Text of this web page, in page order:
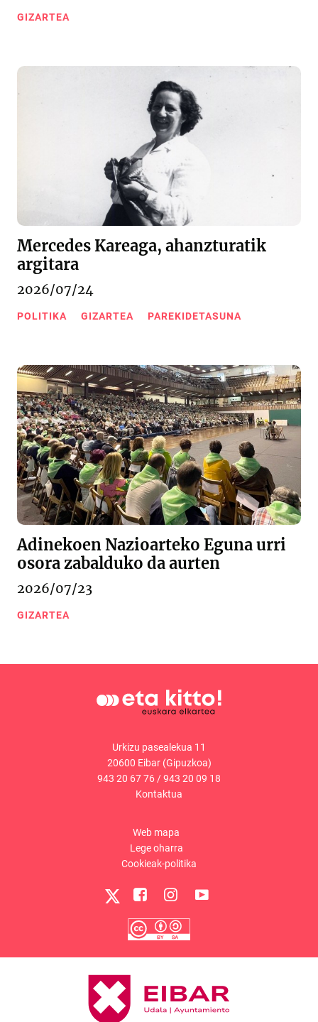
GIZARTEA
Mercedes Kareaga, ahanzturatik
argitara
2026/07/24
POLITIKA GIZARTEA PAREKIDETASUNA
Adinekoen Nazioarteko Eguna urri
osora zabalduko da aurten
2026/07/23
GIZARTEA
Urkizu pasealekua 11
20600 Eibar (Gipuzkoa)
943 20 67 76/943 20 09 18
Kontaktua
Web mapa
Lege oharra
Cookieak-politika